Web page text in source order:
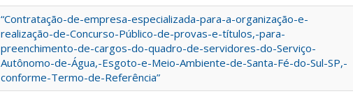
“Contratação-de-empresa-especializada-para-a-organização-e-
realização-de-Concurso-Público-de-provas-e-títulos,-para-
preenchimento-de-cargos-do-quadro-de-servidores-do-Serviço-
Autônomo-de-Água,-Esgoto-e-Meio-Ambiente-de-Santa-Fé-do-Sul-SP,-
conforme-Termo-de-Referência”